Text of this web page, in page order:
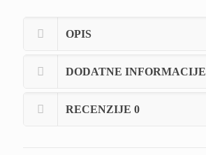
OPIS
DODATNE INFORMACIJE
RECENZIJE 0